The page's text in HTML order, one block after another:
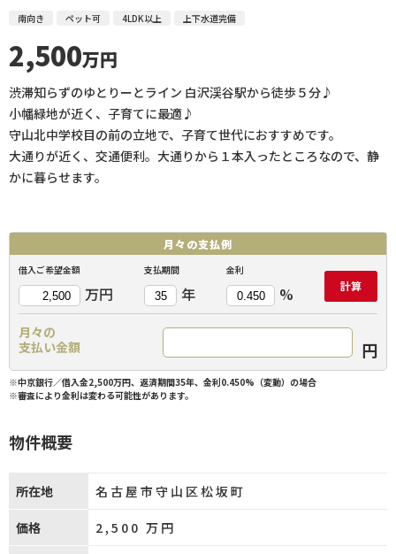
南向き ペット可 4LDK以上 上下水道完備
2,500万円
渋滞知らずのゆとりーとライン 白沢渓谷駅から徒歩５分♪
小幡緑地が近く、子育てに最適♪
守山北中学校目の前の立地で、子育て世代におすすめです。
大通りが近く、交通便利。大通りから１本入ったところなので、静
かに暮らせます。
月々の支払例
借入ご希望金額
万円
支払期間
年
金利
% 計算
月々の
支払い金額
円
※中京銀行／借入金2,500万円、返済期間35年、金利0.450%（変動）の場合
※審査により金利は変わる可能性があります。
物件概要
所在地 名古屋市守山区松坂町
価格 2,500 万円